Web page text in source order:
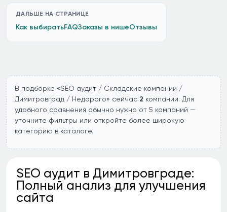
ДАЛЬШЕ НА СТРАНИЦЕ
Как выбиратьFAQЗаказы в нишеОтзывы
В подборке «SEO аудит / Складские компании /
Димитровград / Недорого» сейчас 2 компании. Для
удобного сравнения обычно нужно от 5 компаний —
уточните фильтры или откройте более широкую
категорию в каталоге.
SEO аудит в Димитровграде:
Полный анализ для улучшения
сайта